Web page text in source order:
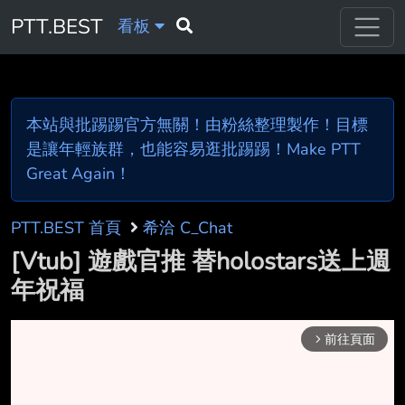
PTT.BEST 看板
本站與批踢踢官方無關！由粉絲整理製作！目標
是讓年輕族群，也能容易逛批踢踢！Make PTT
Great Again！
PTT.BEST 首頁 希洽 C_Chat
[Vtub] 遊戲官推 替holostars送上週
年祝福
arrow_forward_ios 前往頁面